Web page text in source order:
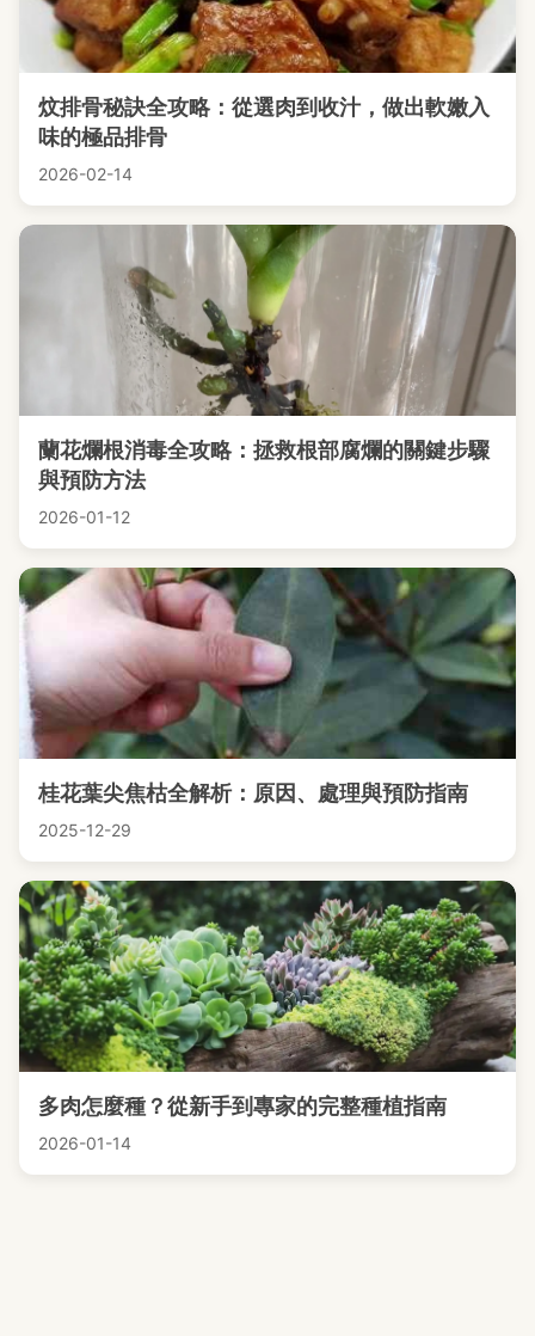
炆排骨秘訣全攻略：從選肉到收汁，做出軟嫩入
味的極品排骨
2026-02-14
蘭花爛根消毒全攻略：拯救根部腐爛的關鍵步驟
與預防方法
2026-01-12
桂花葉尖焦枯全解析：原因、處理與預防指南
2025-12-29
多肉怎麼種？從新手到專家的完整種植指南
2026-01-14